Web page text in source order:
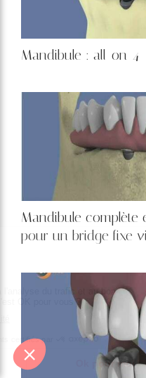
Mandibule : all-on-4
Mandibule complète
pour un bridge fixe